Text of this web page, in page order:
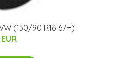
(130/90 R16 67H)